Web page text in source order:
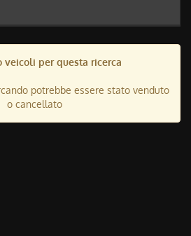
veicoli per questa ricerca
potrebbe essere stato venduto
o cancellato